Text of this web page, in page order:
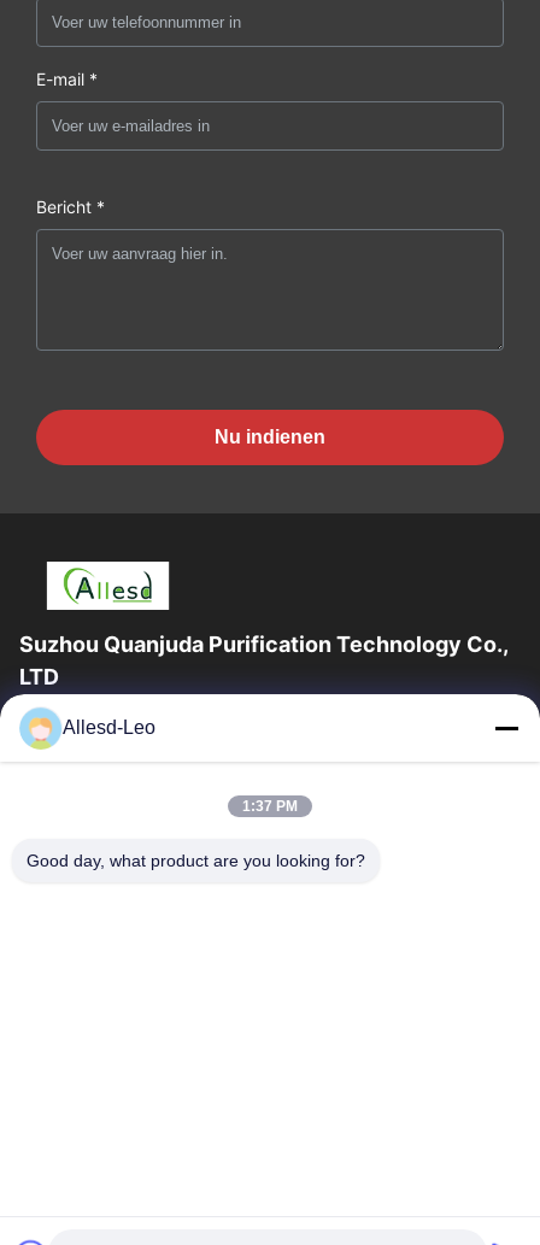
E-mail *
Bericht *
Nu indienen
Suzhou Quanjuda Purification Technology Co.,
LTD
16years ervaring, als belangrijke fabrikant en exporteur van
ESD & Cleanroom producten, bieden wij een volledige lijn van
Huis
Producten
Allesd-Leo
1:37 PM
Good day, what product are you looking for?